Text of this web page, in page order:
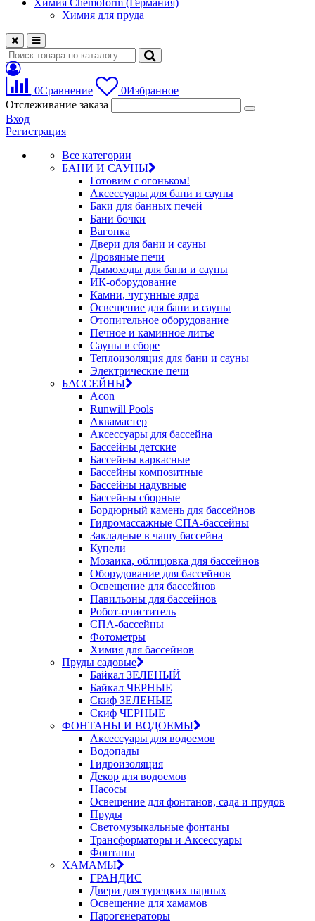
Химия Chemoform (Германия)
Химия для пруда
0Сравнение 0Избранное
Отслеживание заказа
Вход
Регистрация
Все категории
БАНИ И САУНЫ
Готовим с огоньком!
Аксессуары для бани и сауны
Баки для банных печей
Бани бочки
Вагонка
Двери для бани и сауны
Дровяные печи
Дымоходы для бани и сауны
ИК-оборудование
Камни, чугунные ядра
Освещение для бани и сауны
Отопительное оборудование
Печное и каминное литье
Сауны в сборе
Теплоизоляция для бани и сауны
Электрические печи
БАССЕЙНЫ
Acon
Runwill Pools
Аквамастер
Аксессуары для бассейна
Бассейны детские
Бассейны каркасные
Бассейны композитные
Бассейны надувные
Бассейны сборные
Бордюрный камень для бассейнов
Гидромассажные СПА-бассейны
Закладные в чашу бассейна
Купели
Мозаика, облицовка для бассейнов
Оборудование для бассейнов
Освещение для бассейнов
Павильоны для бассейнов
Робот-очиститель
СПА-бассейны
Фотометры
Химия для бассейнов
Пруды садовые
Байкал ЗЕЛЕНЫЙ
Байкал ЧЕРНЫЕ
Скиф ЗЕЛЕНЫЕ
Скиф ЧЕРНЫЕ
ФОНТАНЫ И ВОДОЕМЫ
Аксессуары для водоемов
Водопады
Гидроизоляция
Декор для водоемов
Насосы
Освещение для фонтанов, сада и прудов
Пруды
Светомузыкальные фонтаны
Трансформаторы и Аксессуары
Фонтаны
ХАМАМЫ
ГРАНДИС
Двери для турецких парных
Освещение для хамамов
Парогенераторы